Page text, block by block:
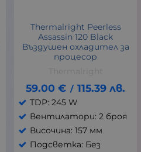
Thermalright Peerless
Assassin 120 Black
Въздушен охладител за
процесор
59.00 € / 115.39 лв.
TDP: 245 W
Вентилатори: 2 броя
Височина: 157 мм
Подсветка: Без